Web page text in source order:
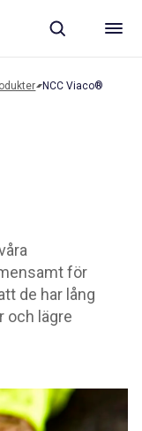
NCC Viaco®
för
de har lång
och lägre